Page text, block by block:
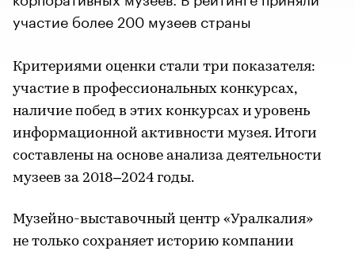
участие более 200 музеев страны
Критериями оценки стали три показателя:
участие в профессиональных конкурсах,
наличие побед в этих конкурсах и уровень
информационной активности музея. Итоги
составлены на основе анализа деятельности
музеев за 2018–2024 годы.
Музейно-выставочный центр «Уралкалия»
не только сохраняет историю компании